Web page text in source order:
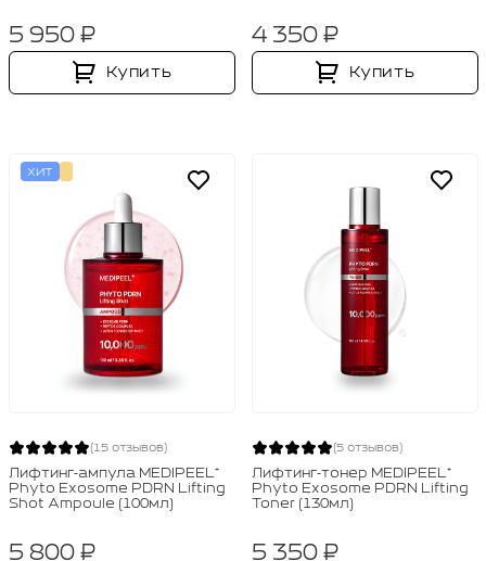
5 950 ₽
Купить
4 350 ₽
Купить
ХИТ
(15 отзывов)
Лифтинг‑ампула MEDIPEEL⁺
Phyto Exosome PDRN Lifting
Shot Ampoule (100мл)
5 800 ₽
(5 отзывов)
Лифтинг‑тонер MEDIPEEL⁺
Phyto Exosome PDRN Lifting
Toner (130мл)
5 350 ₽